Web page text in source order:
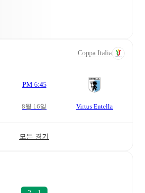
Coppa Italia
PM 6:45
8월 16일 Virtus Entella
모든 경기